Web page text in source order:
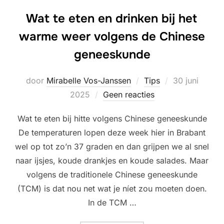
Wat te eten en drinken bij het
warme weer volgens de Chinese
geneeskunde
door Mirabelle Vos-Janssen Tips
Geplaatst
30 juni
2025
Geen reacties
Wat te eten bij hitte volgens Chinese geneeskunde
De temperaturen lopen deze week hier in Brabant
wel op tot zo’n 37 graden en dan grijpen we al snel
naar ijsjes, koude drankjes en koude salades. Maar
volgens de traditionele Chinese geneeskunde
(TCM) is dat nou net wat je níet zou moeten doen.
In de TCM …